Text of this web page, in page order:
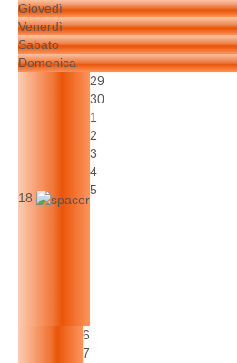
Giovedì
Venerdì
Sabato
Domenica
18
29
30
1
2
3
4
5
6
7